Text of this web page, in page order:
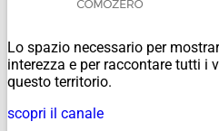
Lo spazio necessario per
interezza e per raccontare tutti i
questo territorio.
scopri il canale